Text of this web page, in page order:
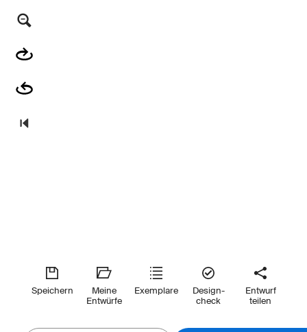
Speichern
Meine
Entwürfe
Exemplare
Design-
check
Entwurf
teilen